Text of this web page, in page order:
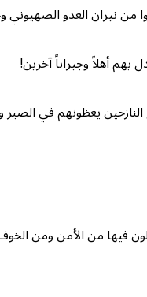
من نيران العدو
بهم أهلاً وجيراناً آخرين!
يعظونهم في الصبر
فيها من الأمن ومن